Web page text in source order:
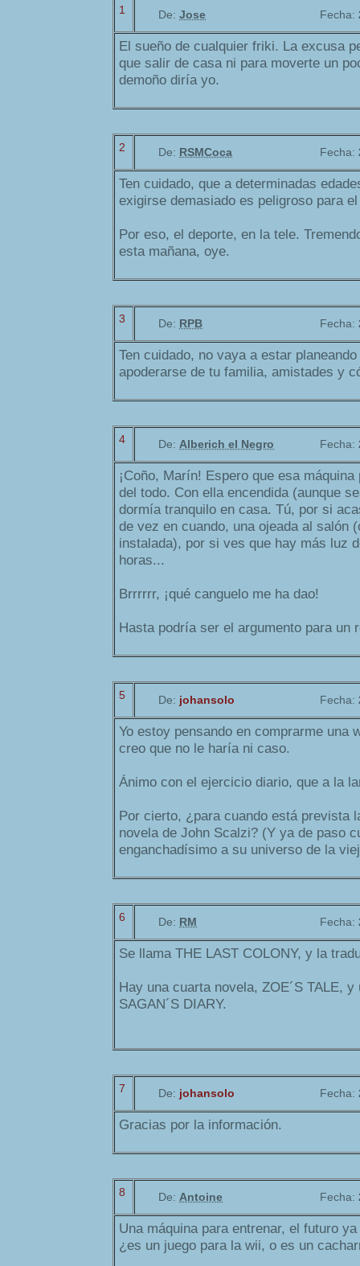
1 De: Jose Fecha:
El sueño de cualquier friki. La excusa
que salir de casa ni para moverte un
demoño diría yo.
2 De: RSMCoca Fecha:
Ten cuidado, que a determinadas
exigirse demasiado es peligroso para
Por eso, el deporte, en la tele.
esta mañana, oye.
3 De: RPB Fecha:
Ten cuidado, no vaya a estar
apoderarse de tu familia, amistades y
4 De: Alberich el Negro Fecha:
¡Coño, Marín! Espero que esa
del todo. Con ella encendida (aunque
dormía tranquilo en casa. Tú, por si
de vez en cuando, una ojeada al salón
instalada), por si ves que hay más luz
horas...
Brrrrrr, ¡qué canguelo me ha dao!
Hasta podría ser el argumento para un
5 De: johansolo Fecha:
Yo estoy pensando en comprarme una
creo que no le haría ni caso.
Ánimo con el ejercicio diario, que a la
Por cierto, ¿para cuando está prevista
novela de John Scalzi? (Y ya de paso
enganchadísimo a su universo de la
6 De: RM Fecha:
Se llama THE LAST COLONY, y la
Hay una cuarta novela, ZOE´S TALE,
SAGAN´S DIARY.
7 De: johansolo Fecha:
Gracias por la información.
8 De: Antoine Fecha:
Una máquina para entrenar, el futuro
¿es un juego para la wii, o es un